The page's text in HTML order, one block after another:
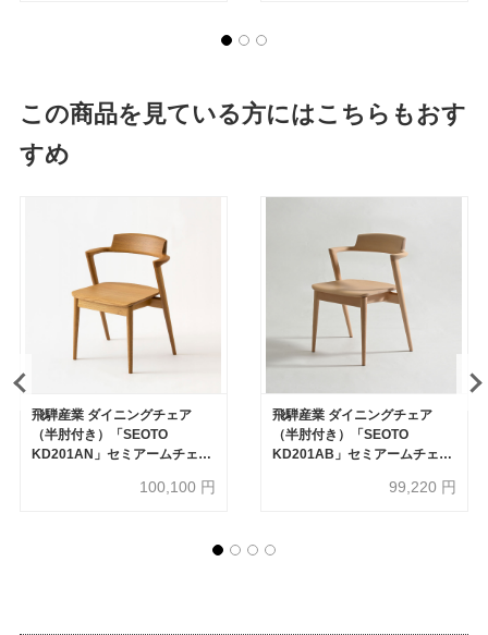
この商品を見ている方にはこちらもおす
すめ
飛騨産業 ダイニングチェア
（半肘付き）「SEOTO
KD201AN」セミアームチェア
100,100 円
飛騨産業 ダイニングチェア
（半肘付き）「SEOTO
KD201AB」セミアームチェア
ON色【受注生産品】99,220 円